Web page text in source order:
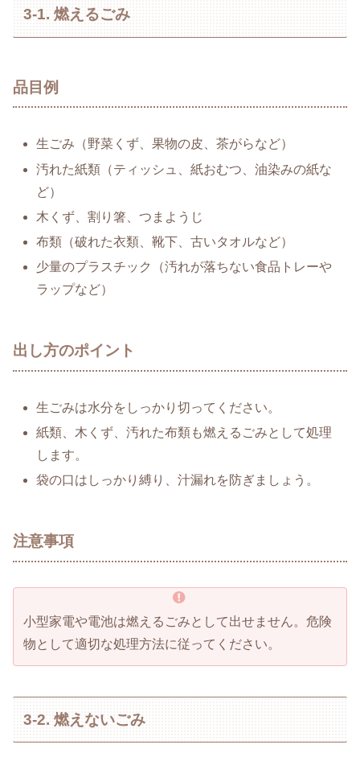
3-1. 燃えるごみ
品目例
生ごみ（野菜くず、果物の皮、茶がらなど）
汚れた紙類（ティッシュ、紙おむつ、油染みの紙な
ど）
木くず、割り箸、つまようじ
布類（破れた衣類、靴下、古いタオルなど）
少量のプラスチック（汚れが落ちない食品トレーや
ラップなど）
出し方のポイント
生ごみは水分をしっかり切ってください。
紙類、木くず、汚れた布類も燃えるごみとして処理
します。
袋の口はしっかり縛り、汁漏れを防ぎましょう。
注意事項
小型家電や電池は燃えるごみとして出せません。危険
物として適切な処理方法に従ってください。
3-2. 燃えないごみ